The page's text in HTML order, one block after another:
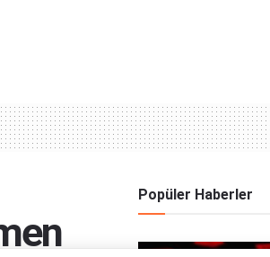
Popüler Haberler